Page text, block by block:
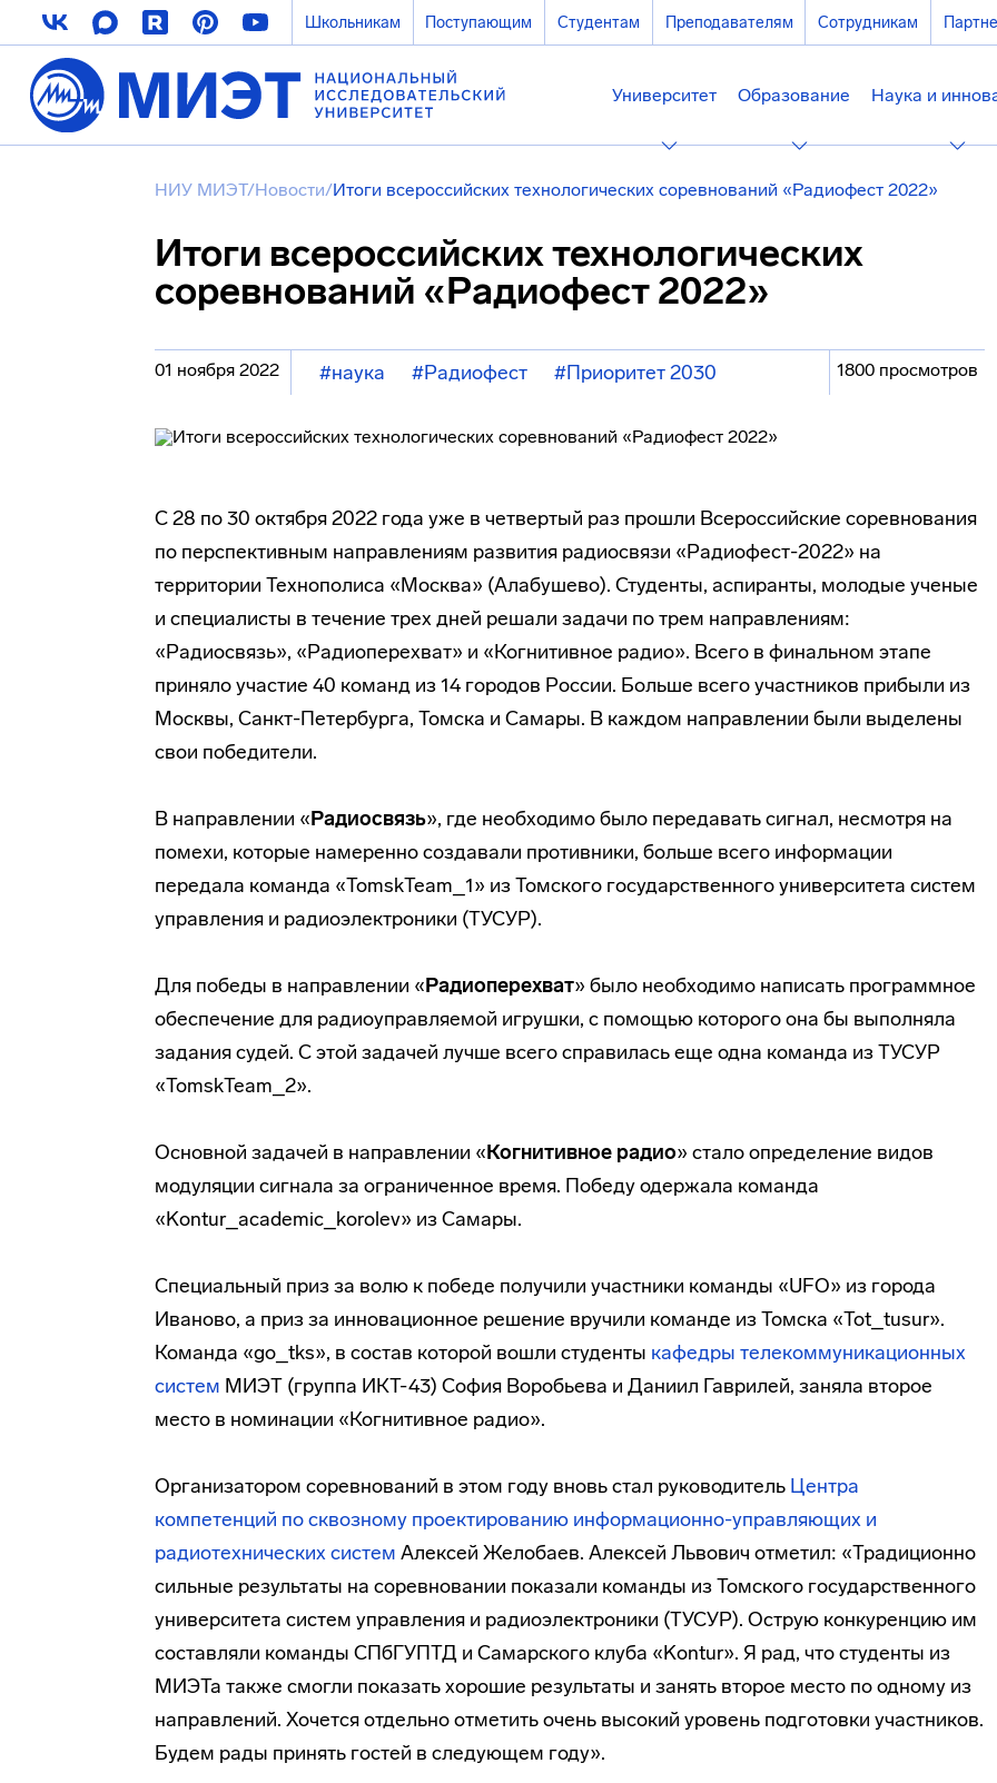
Школьникам Поступающим Студентам Преподавателям Сотрудникам
Университет Образование Наука и
НИУ МИЭТ/Новости/Итоги всероссийских технологических соревнований «Радиофест 2022»
Итоги всероссийских технологических
соревнований «Радиофест 2022»
01 ноября 2022 #наука #Радиофест #Приоритет 2030 1800 просмотров
С 28 по 30 октября 2022 года уже в четвертый раз прошли Всероссийские соревнования
по перспективным направлениям развития радиосвязи «Радиофест-2022» на
территории Технополиса «Москва» (Алабушево). Студенты, аспиранты, молодые ученые
и специалисты в течение трех дней решали задачи по трем направлениям:
«Радиосвязь», «Радиоперехват» и «Когнитивное радио». Всего в финальном этапе
приняло участие 40 команд из 14 городов России. Больше всего участников прибыли из
Москвы, Санкт-Петербурга, Томска и Самары. В каждом направлении были выделены
свои победители.
В направлении «Радиосвязь», где необходимо было передавать сигнал, несмотря на
помехи, которые намеренно создавали противники, больше всего информации
передала команда «TomskTeam_1» из Томского государственного университета систем
управления и радиоэлектроники (ТУСУР).
Для победы в направлении «Радиоперехват» было необходимо написать программное
обеспечение для радиоуправляемой игрушки, с помощью которого она бы выполняла
задания судей. С этой задачей лучше всего справилась еще одна команда из ТУСУР
«TomskTeam_2».
Основной задачей в направлении «Когнитивное радио» стало определение видов
модуляции сигнала за ограниченное время. Победу одержала команда
«Kontur_academic_korolev» из Самары.
Специальный приз за волю к победе получили участники команды «UFO» из города
Иваново, а приз за инновационное решение вручили команде из Томска «Tot_tusur».
Команда «go_tks», в состав которой вошли студенты кафедры телекоммуникационных
систем МИЭТ (группа ИКТ-43) София Воробьева и Даниил Гаврилей, заняла второе
место в номинации «Когнитивное радио».
Организатором соревнований в этом году вновь стал руководитель Центра
компетенций по сквозному проектированию информационно-управляющих и
радиотехнических систем Алексей Желобаев. Алексей Львович отметил: «Традиционно
сильные результаты на соревновании показали команды из Томского государственного
университета систем управления и радиоэлектроники (ТУСУР). Острую конкуренцию им
составляли команды СПбГУПТД и Самарского клуба «Kontur». Я рад, что студенты из
МИЭТа также смогли показать хорошие результаты и занять второе место по одному из
направлений. Хочется отдельно отметить очень высокий уровень подготовки участников.
Будем рады принять гостей в следующем году».